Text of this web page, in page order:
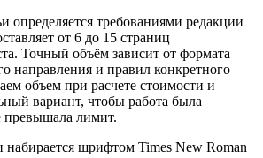
определяется требованиями редакции
от 6 до 15 страниц
Точный объём зависит от формата
направления и правил конкретного
объем при расчете стоимости и
вариант, чтобы работа была
превышала лимит.
набирается шрифтом Times New Roman